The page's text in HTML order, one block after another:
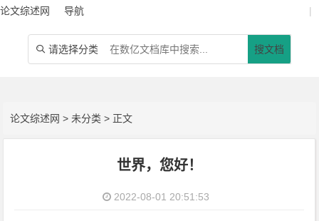
论文综述网 导航 |
 请选择分类 搜文档
论文综述网 >未分类 > 正文
世界，您好！
2022-08-01 20:51:53